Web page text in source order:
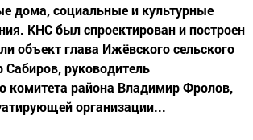
дома, социальные и культурные
КНС был спроектирован и построен
объект глава Ижёвского сельского
Сабиров, руководитель
комитета района Владимир Фролов,
организации...